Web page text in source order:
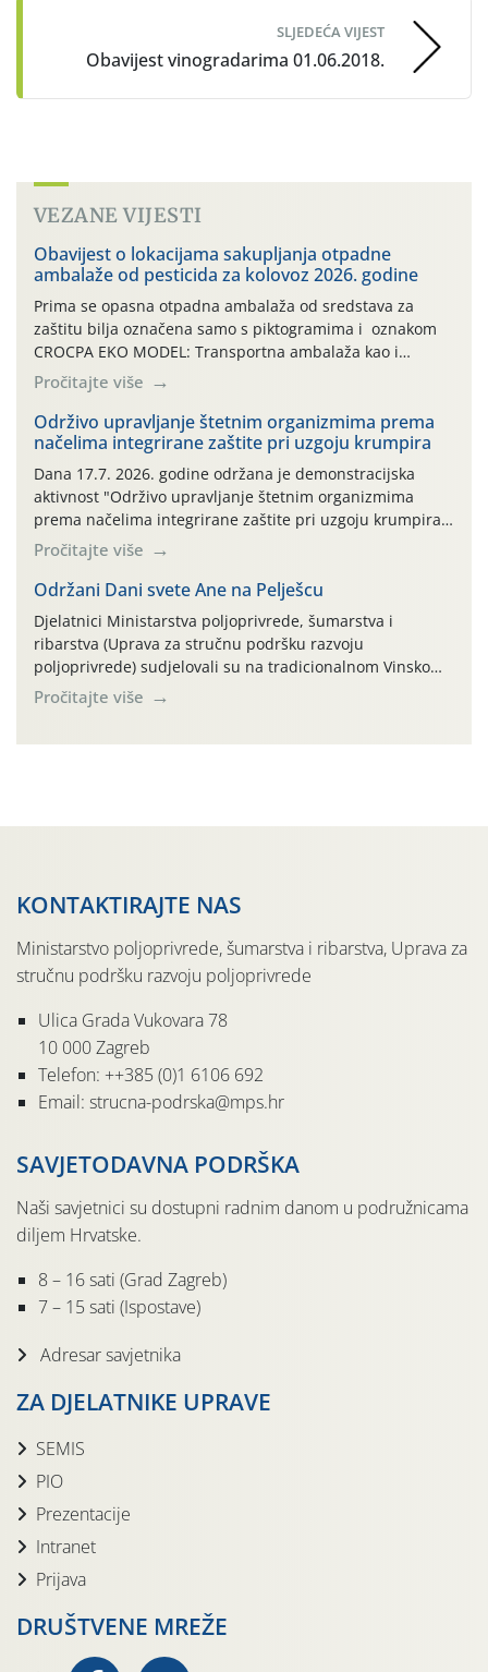
SLJEDEĆA VIJEST
Obavijest vinogradarima 01.06.2018.
VEZANE VIJESTI
Obavijest o lokacijama sakupljanja otpadne
ambalaže od pesticida za kolovoz 2026. godine
Prima se opasna otpadna ambalaža od sredstava za
zaštitu bilja označena samo s piktogramima i oznakom
CROCPA EKO MODEL: Transportna ambalaža kao i
ambalaža drugih proizvoda koji nisu sredstva za zaštitu
bilja (npr. ambalaža od mineralnih gnojiva,) se ne
prihvaća. Korisnicima je osiguran besplatni povrat
prazne ambalaže isključivo ovih tvrtki: AGROCHEM-MAKS,
AGRONOM, ALBAUGH TKI* (PINUS […]
Pročitajte više
Održivo upravljanje štetnim organizmima prema
načelima integrirane zaštite pri uzgoju krumpira
Dana 17.7. 2026. godine održana je demonstracijska
aktivnost "Održivo upravljanje štetnim organizmima
prema načelima integrirane zaštite pri uzgoju krumpira"
na pokusnom polju "Poredje", kraj naselja Belica (ARKOD
parcela ID 2445031) (središnji dio Međimurske županije).
Pročitajte više
Održani Dani svete Ane na Pelješcu
Djelatnici Ministarstva poljoprivrede, šumarstva i
ribarstva (Uprava za stručnu podršku razvoju
poljoprivrede) sudjelovali su na tradicionalnom Vinskom
forumu, održanom 24.07.2026. godine u Domu vinarske
tradicije u Putnikovićima na poluotoku Pelješcu, u
Pročitajte više
KONTAKTIRAJTE NAS
Ministarstvo poljoprivrede, šumarstva i ribarstva, Uprava za
stručnu podršku razvoju poljoprivrede
Ulica Grada Vukovara 78
10 000 Zagreb
Telefon: ++385 (0)1 6106 692
Email: strucna-podrska@mps.hr
SAVJETODAVNA PODRŠKA
Naši savjetnici su dostupni radnim danom u podružnicama
diljem Hrvatske.
8 – 16 sati (Grad Zagreb)
7 – 15 sati (Ispostave)
Adresar savjetnika
ZA DJELATNIKE UPRAVE
SEMIS
PIO
Prezentacije
Intranet
Prijava
DRUŠTVENE MREŽE